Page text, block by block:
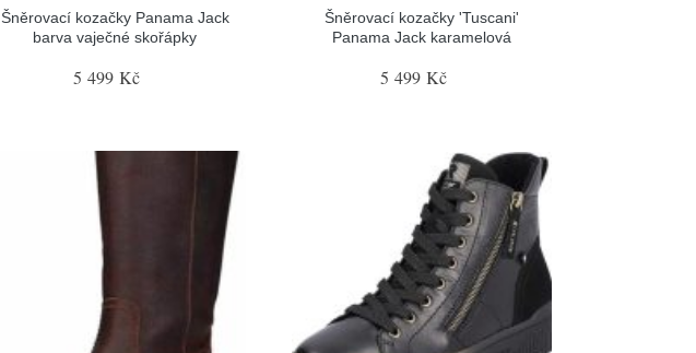
Šněrovací kozačky Panama Jack
barva vaječné skořápky
5 499 Kč
Šněrovací kozačky 'Tuscani'
Panama Jack karamelová
5 499 Kč